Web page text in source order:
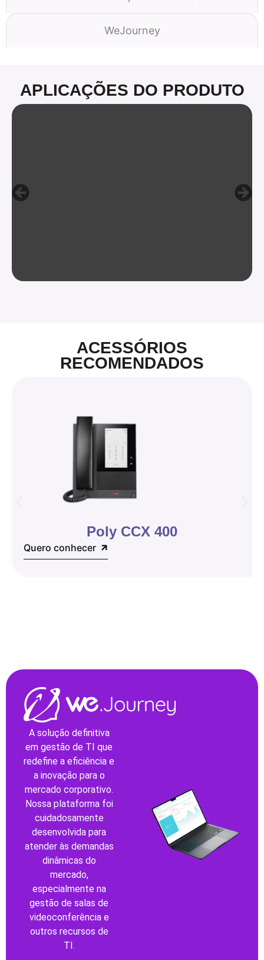
WeJourney
APLICAÇÕES DO PRODUTO
ACESSÓRIOS
RECOMENDADOS
Poly CCX 400
Quero conhecer
A solução definitiva
em gestão de TI que
redefine a eficiência e
a inovação para o
mercado corporativo.
Nossa plataforma foi
cuidadosamente
desenvolvida para
atender às demandas
dinâmicas do
mercado,
especialmente na
gestão de salas de
videoconferência e
outros recursos de
TI.